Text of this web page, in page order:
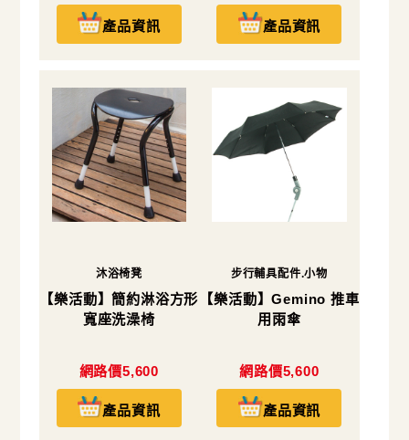
產品資訊 產品資訊
沐浴椅凳
【樂活動】簡約淋浴方形
寬座洗澡椅
網路價5,600
產品資訊
步行輔具配件.小物
【樂活動】Gemino 推車
用雨傘
網路價5,600
產品資訊